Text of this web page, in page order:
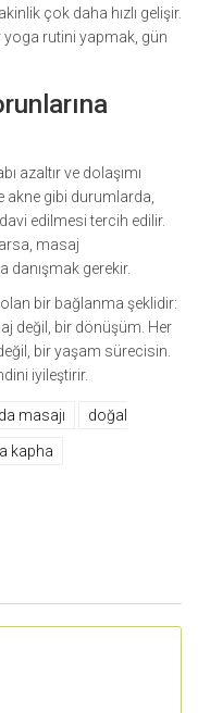
çok daha hızlı gelişir.
rutini yapmak, gün
azaltır ve dolaşımı
akne gibi durumlarda,
edilmesi tercih edilir.
masaj
danışmak gerekir.
bir bağlanma şeklidir:
değil, bir dönüşüm. Her
bir yaşam sürecisin.
iyileştirir.
masajı doğal
kapha